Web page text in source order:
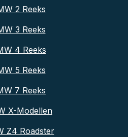
2 Reeks
3 Reeks
4 Reeks
5 Reeks
7 Reeks
X-Modellen
Z4 Roadster